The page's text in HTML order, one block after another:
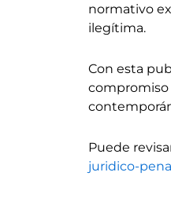
normativo
ilegítima.
Con esta
compromiso
Puede
juridico-